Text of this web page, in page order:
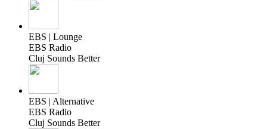
EBS | Lounge
EBS Radio
Cluj Sounds Better
EBS | Alternative
EBS Radio
Cluj Sounds Better